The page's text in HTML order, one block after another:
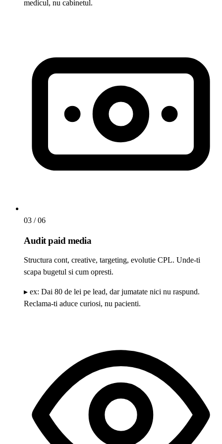
medicul, nu cabinetul.
03 / 06
Audit paid media
Structura cont, creative, targeting, evolutie CPL. Unde-ti
scapa bugetul si cum opresti.
▸ ex: Dai 80 de lei pe lead, dar jumatate nici nu raspund.
Reclama-ti aduce curiosi, nu pacienti.